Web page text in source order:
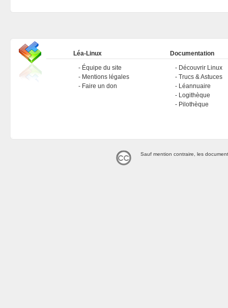
Léa-Linux
Équipe du site
Mentions légales
Faire un don
Documentation
Découvrir Linux
Trucs & Astuces
Léannuaire
Logithèque
Pilothèque
Sauf mention contraire, les